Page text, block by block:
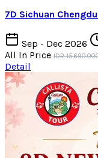
7D Sichuan
Sep - Dec 2026
All In Price IDR
Detail